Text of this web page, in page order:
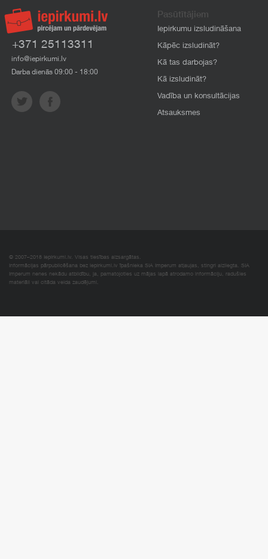
+371 25113311
info@iepirkumi.lv
Darba dienās 09:00 - 18:00
Pasūtītājiem
Iepirkumu izsludināšana
Kāpēc izsludināt?
Kā tas darbojas?
Kā izsludināt?
Vadība un konsultācijas
Atsauksmes
© 2007–2018 Iepirkumi.lv. Visas tiesības aizsargātas.
Informācijas pārpublicēšana bez iepirkumi.lv īpašnieka SIA Imperum atļaujas, stingri aizliegta. SIA
Imperum nenes nekādu atbildību, ja, pamatojoties uz mājas lapā atrodamo informāciju, radušies
materiāli vai citāda veida zaudējumi.